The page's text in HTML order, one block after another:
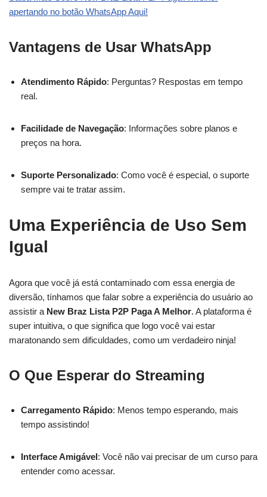
apertando no botão WhatsApp Aqui!
Vantagens de Usar WhatsApp
Atendimento Rápido: Perguntas? Respostas em tempo
real.
Facilidade de Navegação: Informações sobre planos e
preços na hora.
Suporte Personalizado: Como você é especial, o suporte
sempre vai te tratar assim.
Uma Experiência de Uso Sem
Igual
Agora que você já está contaminado com essa energia de
diversão, tínhamos que falar sobre a experiência do usuário ao
assistir a New Braz Lista P2P Paga A Melhor. A plataforma é
super intuitiva, o que significa que logo você vai estar
maratonando sem dificuldades, como um verdadeiro ninja!
O Que Esperar do Streaming
Carregamento Rápido: Menos tempo esperando, mais
tempo assistindo!
Interface Amigável: Você não vai precisar de um curso para
entender como acessar.